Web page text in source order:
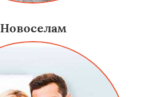
Новоселам